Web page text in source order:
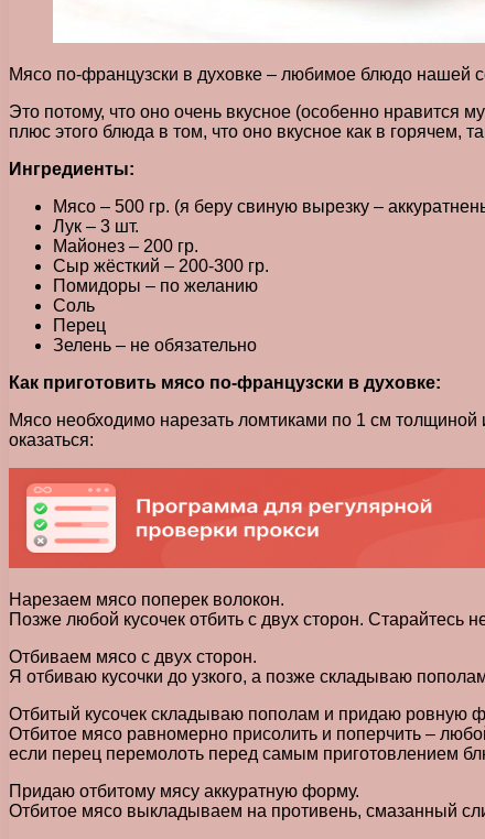
Мясо по-французски в духовке – любимое блюдо нашей
Это потому, что оно очень вкусное (особенно нравится
плюс этого блюда в том, что оно вкусное как в горячем,
Ингредиенты:
Мясо – 500 гр. (я беру свиную вырезку –
Лук – 3 шт.
Майонез – 200 гр.
Сыр жёсткий – 200-300 гр.
Помидоры – по желанию
Соль
Перец
Зелень – не обязательно
Как приготовить мясо по-французски в духовке:
Мясо необходимо нарезать ломтиками по 1 см толщиной
оказаться:
Нарезаем мясо поперек волокон.
Позже любой кусочек отбить с двух сторон. Старайтесь
Отбиваем мясо с двух сторон.
Я отбиваю кусочки до узкого, а позже складываю
Отбитый кусочек складываю пополам и придаю ровную
Отбитое мясо равномерно присолить и поперчить –
если перец перемолоть перед самым приготовлением
Придаю отбитому мясу аккуратную форму.
Отбитое мясо выкладываем на противень, смазанный